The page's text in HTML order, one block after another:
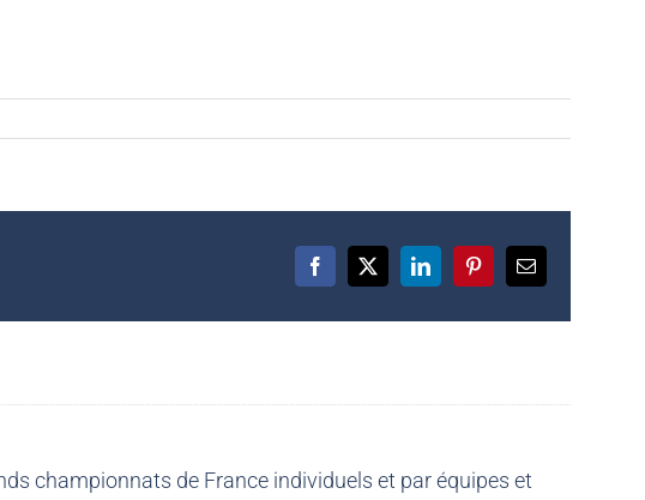
Facebook
X LinkedInPinterestEmail
championnats de France individuels et par équipes et